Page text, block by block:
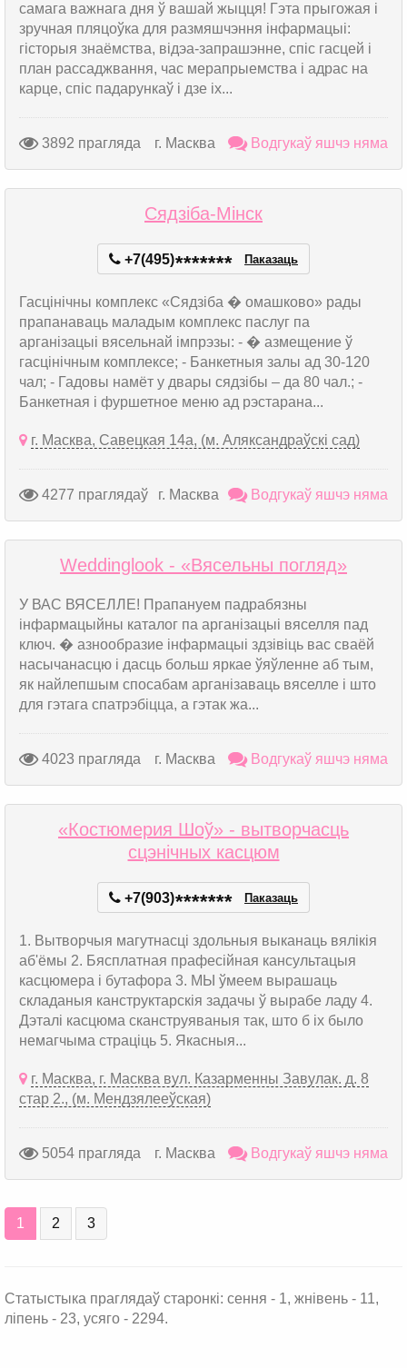
самага важнага дня ў вашай жыцця! Гэта прыгожая і
зручная пляцоўка для размяшчэння інфармацыі:
гісторыя знаёмства, відэа-запрашэнне, спіс гасцей і
план рассаджвання, час мерапрыемства і адрас на
карце, спіс падарункаў і дзе іх...
3892 прагляда г. Масква Водгукаў яшчэ няма
Сядзіба-Мінск
+7(495)******* Паказаць
Гасцінічны комплекс «Сядзіба � омашково» рады
прапанаваць маладым комплекс паслуг па
арганізацыі вясельнай імпрэзы: - � азмещение ў
гасцінічным комплексе; - Банкетныя залы ад 30-120
чал; - Гадовы намёт у двары сядзібы – да 80 чал.; -
Банкетная і фуршетное меню ад рэстарана...
г. Масква, Савецкая 14а, (м. Аляксандраўскі сад)
4277 праглядаў г. Масква Водгукаў яшчэ няма
Weddinglook - «Вясельны погляд»
У ВАС ВЯСЕЛЛЕ! Прапануем падрабязны
інфармацыйны каталог па арганізацыі вяселля пад
ключ. � азнообразие інфармацыі здзівіць вас сваёй
насычанасцю і дасць больш яркае ўяўленне аб тым,
як найлепшым спосабам арганізаваць вяселле і што
для гэтага спатрэбіцца, а гэтак жа...
4023 прагляда г. Масква Водгукаў яшчэ няма
«Костюмерия Шоў» - вытворчасць
сцэнічных касцюм
+7(903)******* Паказаць
1. Вытворчыя магутнасці здольныя выканаць вялікія
аб'ёмы 2. Бясплатная прафесійная кансультацыя
касцюмера і бутафора 3. МЫ ўмеем вырашаць
складаныя канструктарскія задачы ў вырабе ладу 4.
Дэталі касцюма сканструяваныя так, што б іх было
немагчыма страціць 5. Якасныя...
г. Масква, г. Масква вул. Казарменны Завулак. д. 8
стар 2., (м. Мендзялееўская)
5054 прагляда г. Масква Водгукаў яшчэ няма
1 2 3
Статыстыка праглядаў старонкі: сення - 1, жнівень - 11,
ліпень - 23, усяго - 2294.